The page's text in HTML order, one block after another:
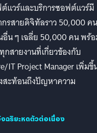
แวร์และบริการซอฟต์แวร์มี
รสายดิจิทัลราว 50,000 คน
น ๆ เฉลี่ย 50,000 คน พร้
สายงานที่เกี่ยวข้องกับ
Project Manager เพิ่มขึ้
สะท้อนถึงปัญหาความ
ฉริยะหดตัวต่อเนื่อง